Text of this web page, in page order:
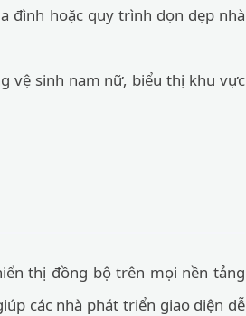
đình hoặc quy trình dọn dẹp nhà
vệ sinh nam nữ, biểu thị khu vực
thị đồng bộ trên mọi nền tảng
các nhà phát triển giao diện dễ